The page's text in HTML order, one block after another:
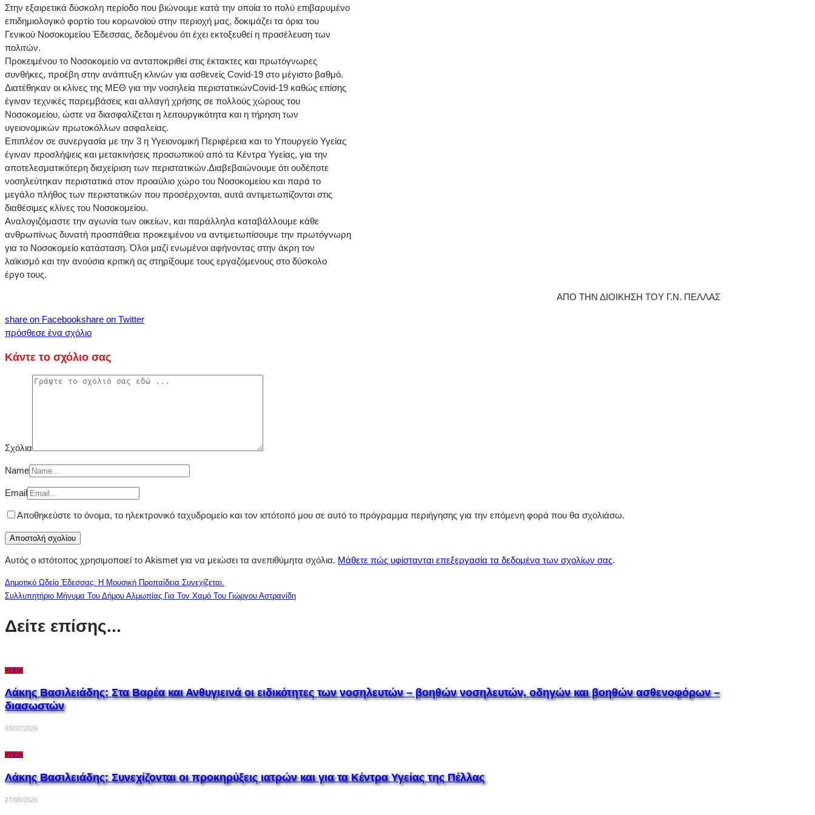
Στην εξαιρετικά δύσκολη περίοδο που βιώνουμε κατά την οποία το πολύ επιβαρυμένο
επιδημιολογικό φορτίο του κορωνοϊού στην περιοχή μας, δοκιμάζει τα όρια του
Γενικού Νοσοκομείου Έδεσσας, δεδομένου ότι έχει εκτοξευθεί η προσέλευση των
πολιτών.
Προκειμένου το Νοσοκομείο να ανταποκριθεί στις έκτακτες και πρωτόγνωρες
συνθήκες, προέβη στην ανάπτυξη κλινών για ασθενείς Covid-19 στο μέγιστο βαθμό.
Διατέθηκαν οι κλίνες της ΜΕΘ για την νοσηλεία περιστατικώνCovid-19 καθώς επίσης
έγιναν τεχνικές παρεμβάσεις και αλλαγή χρήσης σε πολλούς χώρους του
Νοσοκομείου, ώστε να διασφαλίζεται η λειτουργικότητα και η τήρηση των
υγειονομικών πρωτοκόλλων ασφαλείας.
Επιπλέον σε συνεργασία με την 3 η Υγειονομική Περιφέρεια και το Υπουργείο Υγείας
έγιναν προσλήψεις και μετακινήσεις προσωπικού από τα Κέντρα Υγείας, για την
αποτελεσματικότερη διαχείριση των περιστατικών.Διαβεβαιώνουμε ότι ουδέποτε
νοσηλεύτηκαν περιστατικά στον προαύλιο χώρο του Νοσοκομείου και παρά το
μεγάλο πλήθος των περιστατικών που προσέρχονται, αυτά αντιμετωπίζονται στις
διαθέσιμες κλίνες του Νοσοκομείου.
Αναλογιζόμαστε την αγωνία των οικείων, και παράλληλα καταβάλλουμε κάθε
ανθρωπίνως δυνατή προσπάθεια προκειμένου να αντιμετωπίσουμε την πρωτόγνωρη
για το Νοσοκομείο κατάσταση. Όλοι μαζί ενωμένοι αφήνοντας στην άκρη τον
λαϊκισμό και την ανούσια κριτική ας στηρίξουμε τους εργαζόμενους στο δύσκολο
έργο τους.
ΑΠΟ ΤΗΝ ΔΙΟΙΚΗΣΗ ΤΟΥ Γ.Ν. ΠΕΛΛΑΣ
share on Facebookshare on Twitter
πρόσθεσε ένα σχόλιο
Κάντε το σχόλιο σας
Σχόλια
Name
Email
Αποθηκεύστε το όνομα, το ηλεκτρονικό ταχυδρομείο και τον ιστότοπό μου σε αυτό το πρόγραμμα περιήγησης για την επόμενη φορά που θα σχολιάσω.
Αυτός ο ιστότοπος χρησιμοποιεί το Akismet για να μειώσει τα ανεπιθύμητα σχόλια. Μάθετε πώς υφίστανται επεξεργασία τα δεδομένα των σχολίων σας.
Δημοτικό Ωδείο Έδεσσας: Η Μουσική Προπαίδεια Συνεχίζεται.
Συλλυπητήριο Μήνυμα Του Δήμου Αλμωπίας Για Τον Χαμό Του Γιώργου Αστρανίδη
Δείτε επίσης...
ΥΓΕΊΑ
Λάκης Βασιλειάδης: Στα Βαρέα και Ανθυγιεινά οι ειδικότητες των νοσηλευτών – βοηθών νοσηλευτών, οδηγών και βοηθών ασθενοφόρων –
διασωστών
03/07/2026
ΥΓΕΊΑ
Λάκης Βασιλειάδης: Συνεχίζονται οι προκηρύξεις ιατρών και για τα Κέντρα Υγείας της Πέλλας
27/06/2026